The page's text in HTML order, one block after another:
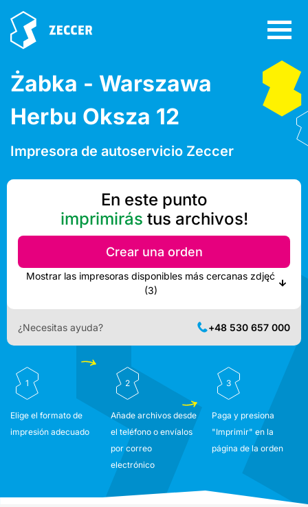
Żabka - Warszawa
Herbu Oksza 12
Impresora de autoservicio Zeccer
En este punto
imprimirás tus archivos!
Crear una orden
Mostrar las impresoras disponibles más cercanas zdjęć
(3)
¿Necesitas ayuda? +48 530 657 000
1
Elige el formato de
impresión adecuado
2
Añade archivos desde
el teléfono o envíalos
por correo
electrónico
3
Paga y presiona
"Imprimir" en la
página de la orden